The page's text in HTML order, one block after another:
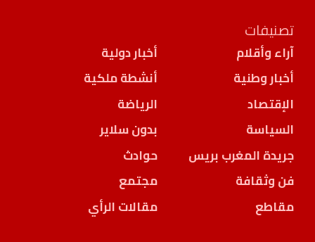
تصنيفات
آراء وأقلام
أخبار دولية
أخبار وطنية
أنشطة ملكية
الإقتصاد
الرياضة
السياسة
بدون سلاير
جريدة المغرب بريس
حوادث
فن وثقافة
مجتمع
مقاطع
مقالات الرأي